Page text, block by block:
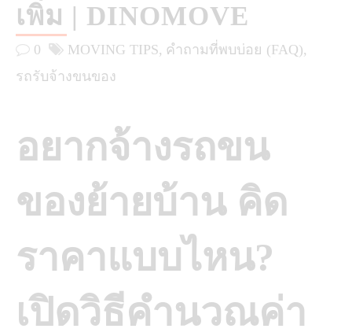
เพิ่ม | DINOMOVE
0 MOVING TIPS คำถามที่พบบ่อย (FAQ)
รถรับจ้างขนของ
อยากจ้างรถขน
ของย้ายบ้าน คิด
ราคาแบบไหน?
เปิดวิธีคำนวณค่า